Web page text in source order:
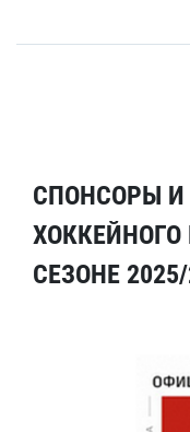
СПОНСОРЫ
ХОККЕЙНОГО
СЕЗОНЕ